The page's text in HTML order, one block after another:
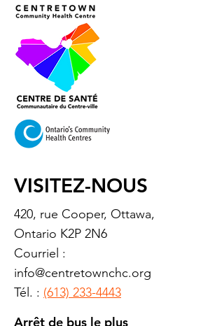
VISITEZ-NOUS
420, rue Cooper, Ottawa,
Ontario K2P 2N6
Courriel :
info@centretownchc.org
Tél. : (613) 233-4443
Arrêt de bus le plus